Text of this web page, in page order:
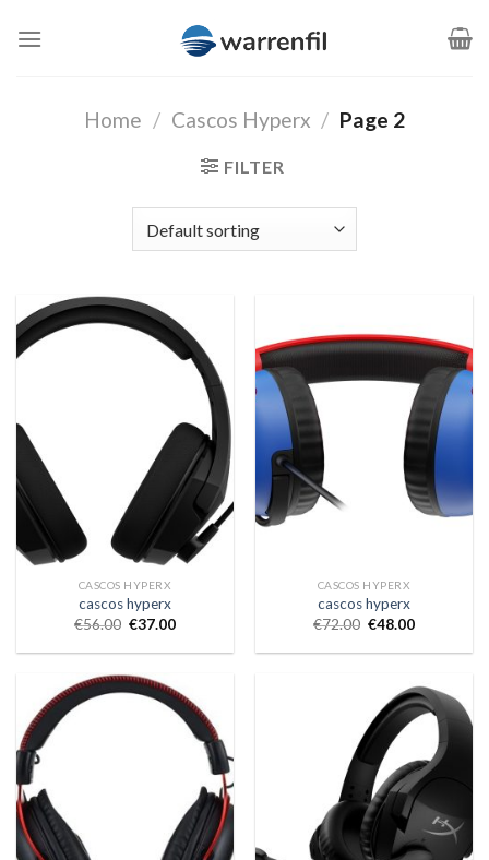
Home / Cascos Hyperx / Page 2
FILTER
CASCOS HYPERX
cascos hyperx
€56.00 €37.00
CASCOS HYPERX
cascos hyperx
€72.00 €48.00